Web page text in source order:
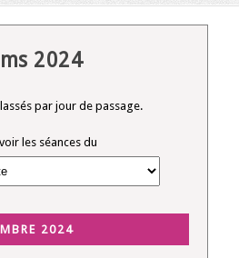
2024
par jour de passage.
les séances du
2024